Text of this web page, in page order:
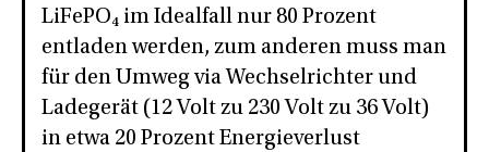
LiFePO₄ im Idealfall nur 80 Prozent
entladen werden, zum anderen muss man
für den Umweg via Wechselrichter und
Ladegerät (12 Volt zu 230 Volt zu 36 Volt)
in etwa 20 Prozent Energieverlust